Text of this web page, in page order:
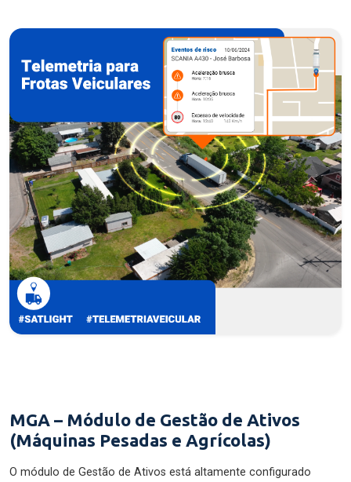
MGA – Módulo de Gestão de Ativos
(Máquinas Pesadas e Agrícolas)
O módulo de Gestão de Ativos está altamente configurado